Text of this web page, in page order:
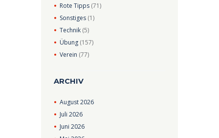
Rote Tipps (71)
Sonstiges (1)
Technik (5)
Übung (157)
Verein (77)
ARCHIV
August2026
Juli2026
Juni2026